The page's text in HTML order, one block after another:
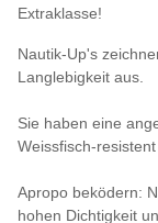
Extraklasse!
Nautik-Up's
Langlebigkeit aus.
Sie haben eine
Weissfisch-
Apropo beködern:
hohen Dichtigkeit